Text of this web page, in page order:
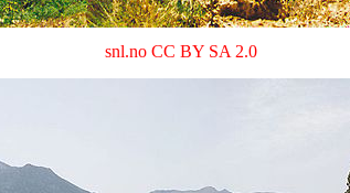
snl.no CC BY SA 2.0